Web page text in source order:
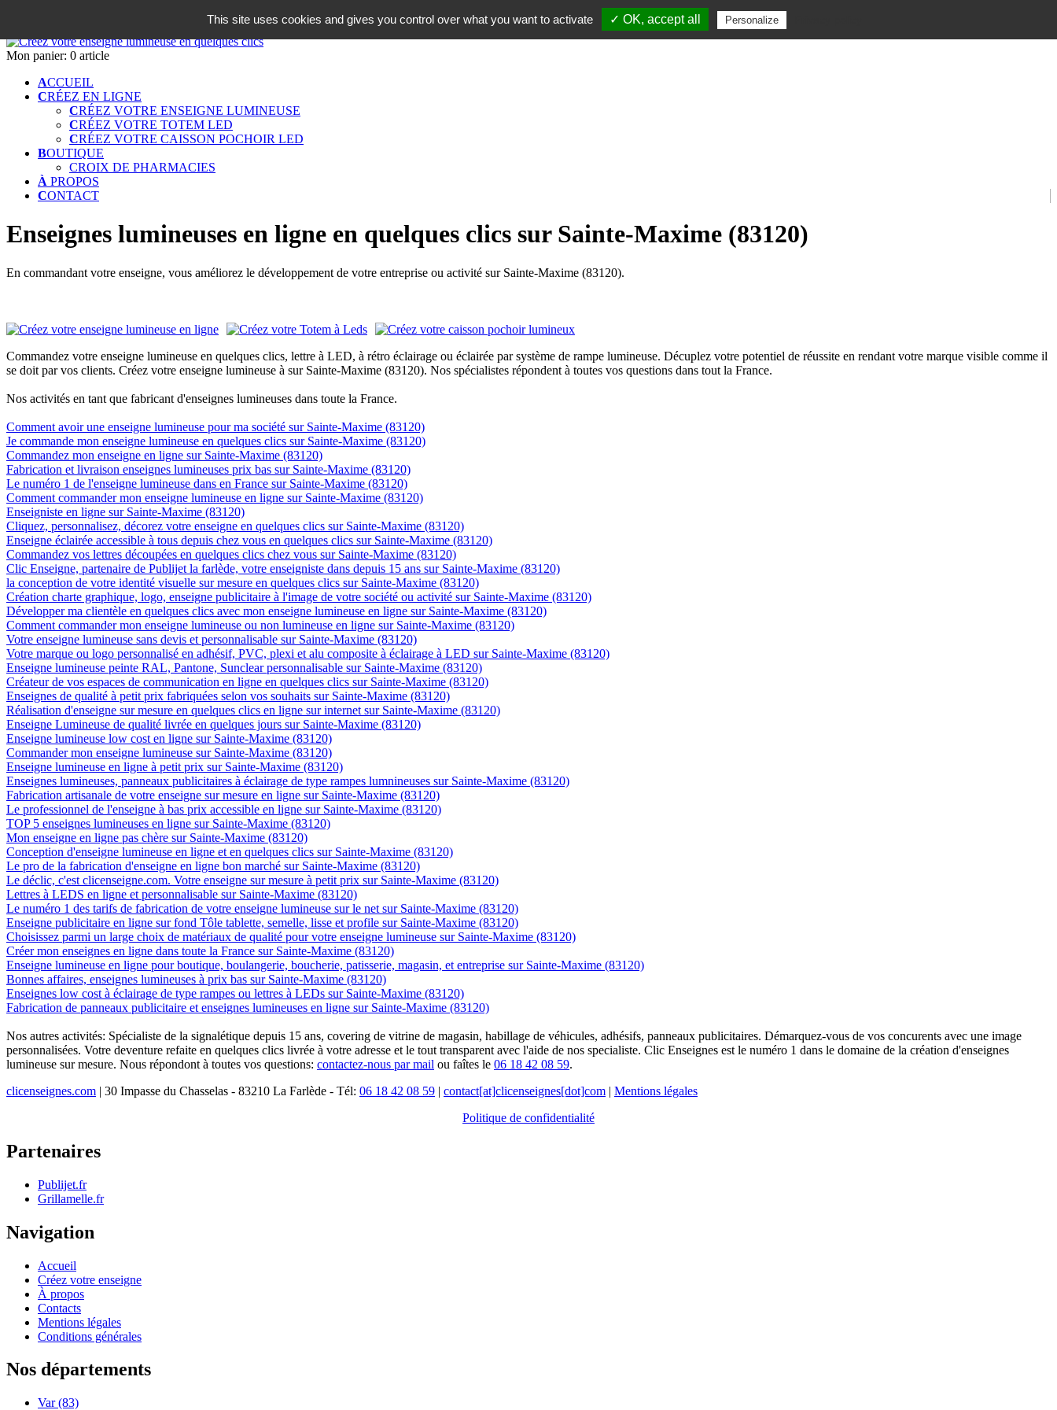
Mon panier: 0 article
ACCUEIL
CRÉEZ EN LIGNE
CRÉEZ VOTRE ENSEIGNE LUMINEUSE
CRÉEZ VOTRE TOTEM LED
CRÉEZ VOTRE CAISSON POCHOIR LED
BOUTIQUE
CROIX DE PHARMACIES
À PROPOS
CONTACT
Enseignes lumineuses en ligne en quelques clics sur Sainte-Maxime (83120)
En commandant votre enseigne, vous améliorez le développement de votre entreprise ou activité sur Sainte-Maxime (83120).
Commandez votre enseigne lumineuse en quelques clics, lettre à LED, à rétro éclairage ou éclairée par système de rampe lumineuse. Décuplez votre potentiel de réussite en rendant votre marque visible comme il
se doit par vos clients. Créez votre enseigne lumineuse à sur Sainte-Maxime (83120). Nos spécialistes répondent à toutes vos questions dans tout la France.
Nos activités en tant que fabricant d'enseignes lumineuses dans toute la France.
Comment avoir une enseigne lumineuse pour ma société sur Sainte-Maxime (83120)
Je commande mon enseigne lumineuse en quelques clics sur Sainte-Maxime (83120)
Commandez mon enseigne en ligne sur Sainte-Maxime (83120)
Fabrication et livraison enseignes lumineuses prix bas sur Sainte-Maxime (83120)
Le numéro 1 de l'enseigne lumineuse dans en France sur Sainte-Maxime (83120)
Comment commander mon enseigne lumineuse en ligne sur Sainte-Maxime (83120)
Enseigniste en ligne sur Sainte-Maxime (83120)
Cliquez, personnalisez, décorez votre enseigne en quelques clics sur Sainte-Maxime (83120)
Enseigne éclairée accessible à tous depuis chez vous en quelques clics sur Sainte-Maxime (83120)
Commandez vos lettres découpées en quelques clics chez vous sur Sainte-Maxime (83120)
Clic Enseigne, partenaire de Publijet la farlède, votre enseigniste dans depuis 15 ans sur Sainte-Maxime (83120)
la conception de votre identité visuelle sur mesure en quelques clics sur Sainte-Maxime (83120)
Création charte graphique, logo, enseigne publicitaire à l'image de votre société ou activité sur Sainte-Maxime (83120)
Développer ma clientèle en quelques clics avec mon enseigne lumineuse en ligne sur Sainte-Maxime (83120)
Comment commander mon enseigne lumineuse ou non lumineuse en ligne sur Sainte-Maxime (83120)
Votre enseigne lumineuse sans devis et personnalisable sur Sainte-Maxime (83120)
Votre marque ou logo personnalisé en adhésif, PVC, plexi et alu composite à éclairage à LED sur Sainte-Maxime (83120)
Enseigne lumineuse peinte RAL, Pantone, Sunclear personnalisable sur Sainte-Maxime (83120)
Créateur de vos espaces de communication en ligne en quelques clics sur Sainte-Maxime (83120)
Enseignes de qualité à petit prix fabriquées selon vos souhaits sur Sainte-Maxime (83120)
Réalisation d'enseigne sur mesure en quelques clics en ligne sur internet sur Sainte-Maxime (83120)
Enseigne Lumineuse de qualité livrée en quelques jours sur Sainte-Maxime (83120)
Enseigne lumineuse low cost en ligne sur Sainte-Maxime (83120)
Commander mon enseigne lumineuse sur Sainte-Maxime (83120)
Enseigne lumineuse en ligne à petit prix sur Sainte-Maxime (83120)
Enseignes lumineuses, panneaux publicitaires à éclairage de type rampes lumnineuses sur Sainte-Maxime (83120)
Fabrication artisanale de votre enseigne sur mesure en ligne sur Sainte-Maxime (83120)
Le professionnel de l'enseigne à bas prix accessible en ligne sur Sainte-Maxime (83120)
TOP 5 enseignes lumineuses en ligne sur Sainte-Maxime (83120)
Mon enseigne en ligne pas chère sur Sainte-Maxime (83120)
Conception d'enseigne lumineuse en ligne et en quelques clics sur Sainte-Maxime (83120)
Le pro de la fabrication d'enseigne en ligne bon marché sur Sainte-Maxime (83120)
Le déclic, c'est clicenseigne.com. Votre enseigne sur mesure à petit prix sur Sainte-Maxime (83120)
Lettres à LEDS en ligne et personnalisable sur Sainte-Maxime (83120)
Le numéro 1 des tarifs de fabrication de votre enseigne lumineuse sur le net sur Sainte-Maxime (83120)
Enseigne publicitaire en ligne sur fond Tôle tablette, semelle, lisse et profile sur Sainte-Maxime (83120)
Choisissez parmi un large choix de matériaux de qualité pour votre enseigne lumineuse sur Sainte-Maxime (83120)
Créer mon enseignes en ligne dans toute la France sur Sainte-Maxime (83120)
Enseigne lumineuse en ligne pour boutique, boulangerie, boucherie, patisserie, magasin, et entreprise sur Sainte-Maxime (83120)
Bonnes affaires, enseignes lumineuses à prix bas sur Sainte-Maxime (83120)
Enseignes low cost à éclairage de type rampes ou lettres à LEDs sur Sainte-Maxime (83120)
Fabrication de panneaux publicitaire et enseignes lumineuses en ligne sur Sainte-Maxime (83120)
Nos autres activités: Spécialiste de la signalétique depuis 15 ans, covering de vitrine de magasin, habillage de véhicules, adhésifs, panneaux publicitaires. Démarquez-vous de vos concurents avec une image
personnalisées. Votre deventure refaite en quelques clics livrée à votre adresse et le tout transparent avec l'aide de nos specialiste. Clic Enseignes est le numéro 1 dans le domaine de la création d'enseignes
lumineuse sur mesure. Nous répondont à toutes vos questions: contactez-nous par mail ou faîtes le 06 18 42 08 59.
clicenseignes.com | 30 Impasse du Chasselas - 83210 La Farlède - Tél: 06 18 42 08 59 | contact[at]clicenseignes[dot]com | Mentions légales
Politique de confidentialité
Partenaires
Publijet.fr
Grillamelle.fr
Navigation
Accueil
Créez votre enseigne
À propos
Contacts
Mentions légales
Conditions générales
Nos départements
Var (83)
This site uses cookies and gives you control over what you want to activate ✓ OK, accept all Personalize